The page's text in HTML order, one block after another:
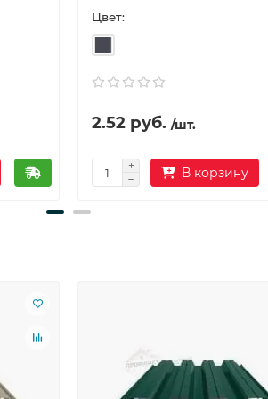
Цвет:
2.52 руб. /шт.
В корзину